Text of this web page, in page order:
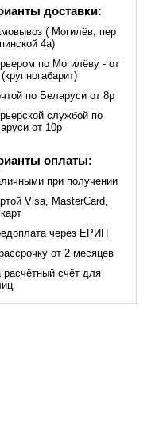
доставки:
( Могилёв, пер
4а)
по Могилёву - от
по Беларуси от 8р
службой по
от 10р
оплаты:
при получении
Visa, MasterCard,
через ЕРИП
от 2 месяцев
расчётный счёт для